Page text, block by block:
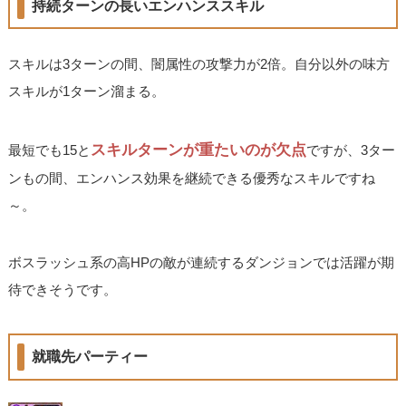
持続ターンの長いエンハンススキル
スキルは3ターンの間、闇属性の攻撃力が2倍。自分以外の味方
スキルが1ターン溜まる。
最短でも15と スキルターンが重たいのが欠点ですが、3ター
ンもの間、エンハンス効果を継続できる優秀なスキルですね
～。
ボスラッシュ系の高HPの敵が連続するダンジョンでは活躍が期
待できそうです。
就職先パーティー